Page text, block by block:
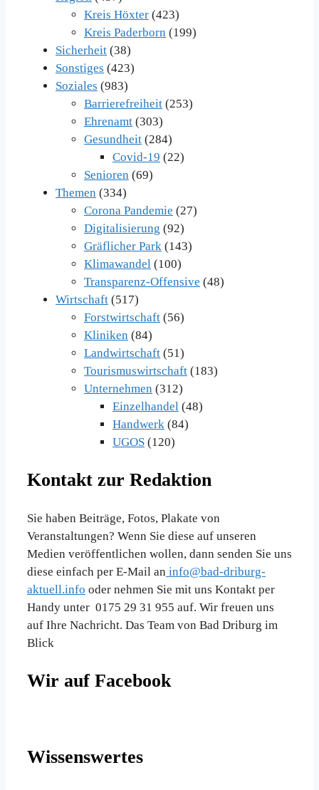
Kreis Höxter (423)
Kreis Paderborn (199)
Sicherheit (38)
Sonstiges (423)
Soziales (983)
Barrierefreiheit (253)
Ehrenamt (303)
Gesundheit (284)
Covid-19 (22)
Senioren (69)
Themen (334)
Corona Pandemie (27)
Digitalisierung (92)
Gräflicher Park (143)
Klimawandel (100)
Transparenz-Offensive (48)
Wirtschaft (517)
Forstwirtschaft (56)
Kliniken (84)
Landwirtschaft (51)
Tourismuswirtschaft (183)
Unternehmen (312)
Einzelhandel (48)
Handwerk (84)
UGOS (120)
Kontakt zur Redaktion
Sie haben Beiträge, Fotos, Plakate von
Veranstaltungen? Wenn Sie diese auf unseren
Medien veröffentlichen wollen, dann senden Sie uns
diese einfach per E-Mail an info@bad-driburg-
aktuell.info oder nehmen Sie mit uns Kontakt per
Handy unter 0175 29 31 955 auf. Wir freuen uns
auf Ihre Nachricht. Das Team von Bad Driburg im
Blick
Wir auf Facebook
Wissenswertes